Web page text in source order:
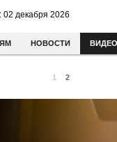
декабря 2026
НОВОСТИ ВИДЕО
1 2